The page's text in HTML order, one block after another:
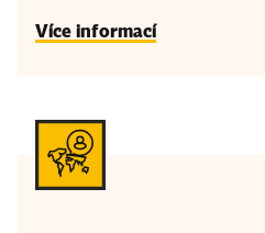
Více informací